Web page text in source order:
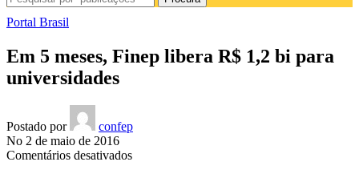
Portal Brasil
Em 5 meses, Finep libera R$ 1,2 bi para
universidades
Postado por
confep
No 2 de maio de 2016
Comentários desativadosem